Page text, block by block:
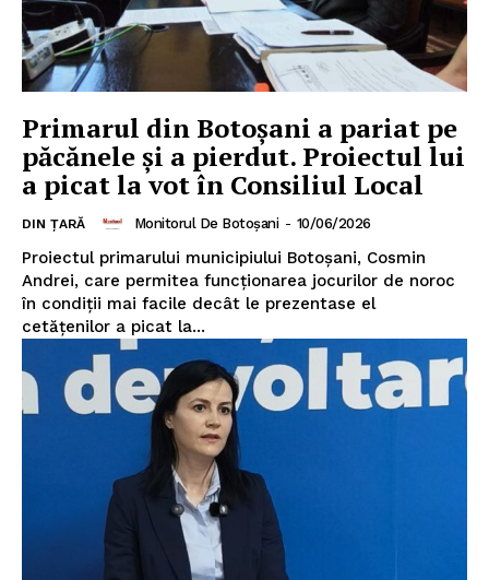
Primarul din Botoșani a pariat pe
păcănele şi a pierdut. Proiectul lui
a picat la vot în Consiliul Local
DIN ȚARĂ Monitorul De Botoșani - 10/06/2026
Proiectul primarului municipiului Botoșani, Cosmin
Andrei, care permitea funcţionarea jocurilor de noroc
în condiţii mai facile decât le prezentase el
cetăţenilor a picat la...